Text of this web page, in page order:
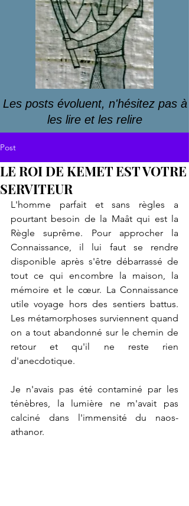
Les posts évoluent, n'hésitez pas à
les lire et les relire
Post
LE ROI DE KEMET EST VOTRE
SERVITEUR
L'homme parfait et sans règles a
pourtant besoin de la Maât qui est la
Règle suprême. Pour approcher la
Connaissance, il lui faut se rendre
disponible après s'être débarrassé de
tout ce qui encombre la maison, la
mémoire et le cœur. La Connaissance
utile voyage hors des sentiers battus.
Les métamorphoses surviennent quand
on a tout abandonné sur le chemin de
retour et qu'il ne reste rien
d'anecdotique.
Je n'avais pas été contaminé par les
ténèbres, la lumière ne m'avait pas
calciné dans l'immensité du naos-
athanor.